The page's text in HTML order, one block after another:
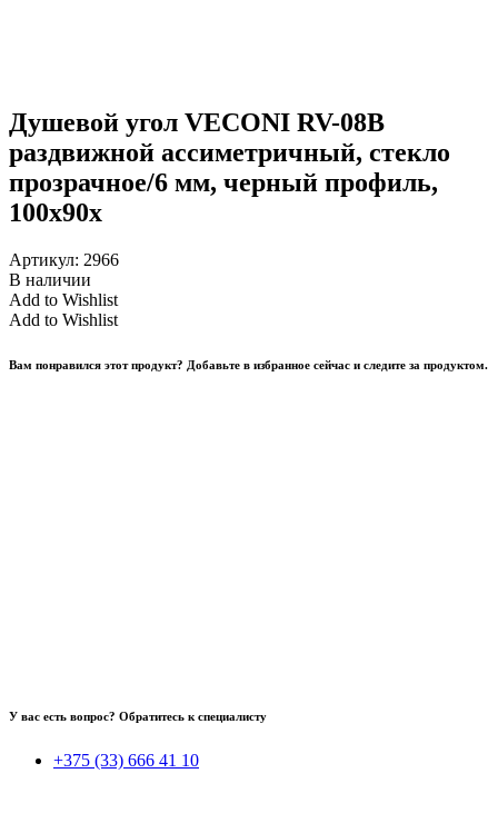
Душевой угол VECONI RV-08B
раздвижной ассиметричный, стекло
прозрачное/6 мм, черный профиль,
100x90x
Артикул: 2966
В наличии
Add to Wishlist
Add to Wishlist
Вам понравился этот продукт? Добавьте в избранное сейчас и следите за продуктом.
У вас есть вопрос? Обратитесь к специалисту
+375 (33) 666 41 10